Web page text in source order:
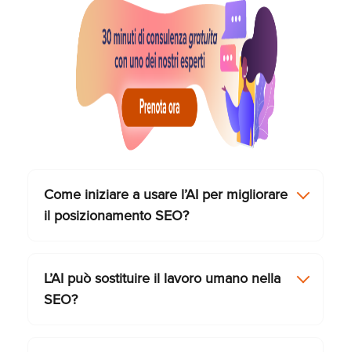
Come iniziare a usare l’AI per migliorare
il posizionamento SEO?
L’AI può sostituire il lavoro umano nella
SEO?